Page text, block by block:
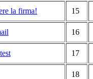
la firma! 15
16
17
18